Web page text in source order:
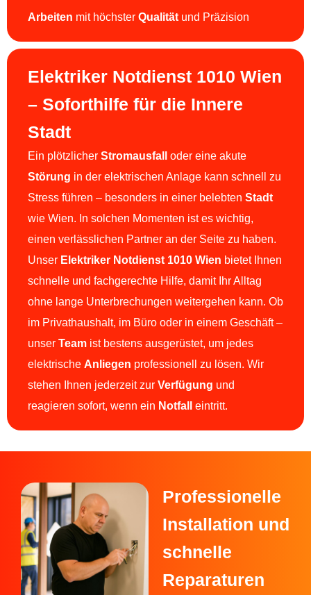
Arbeiten mit höchster Qualität und Präzision
Elektriker Notdienst 1010 Wien
– Soforthilfe für die Innere
Stadt
Ein plötzlicher Stromausfall
oder eine akute
Störung in der elektrischen Anlage kann schnell zu
Stress führen – besonders in einer belebten Stadt
wie Wien. In solchen Momenten ist es wichtig,
einen verlässlichen Partner an der Seite zu haben.
Unser Elektriker Notdienst 1010 Wien bietet Ihnen
schnelle und fachgerechte Hilfe, damit Ihr Alltag
ohne lange Unterbrechungen weitergehen kann. Ob
im Privathaushalt, im Büro oder in einem Geschäft –
unser Team ist bestens ausgerüstet, um jedes
elektrische Anliegen professionell zu lösen. Wir
stehen Ihnen jederzeit zur Verfügung und
reagieren sofort, wenn ein Notfall eintritt.
Professionelle
Installation und
schnelle
Reparaturen